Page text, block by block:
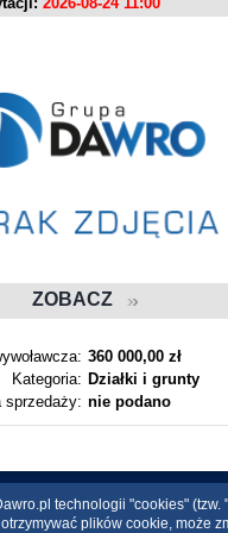
ZOBACZ
360 000,00 zł
Kategoria: Działki i grunty
sprzedaży: nie podano
technologii "cookies"
plików cookie, może